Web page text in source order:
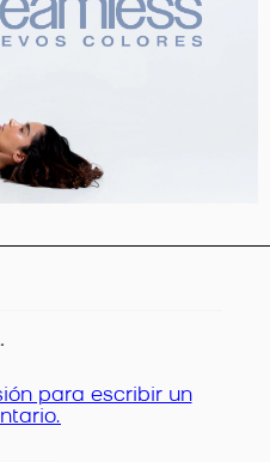
para escribir un